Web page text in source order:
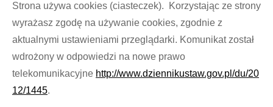
Strona używa cookies (ciasteczek). Korzystając ze strony
wyrażasz zgodę na używanie cookies, zgodnie z
aktualnymi ustawieniami przeglądarki. Komunikat został
wdrożony w odpowiedzi na nowe prawo
telekomunikacyjne http://www.dziennikustaw.gov.pl/du/20
12/1445.